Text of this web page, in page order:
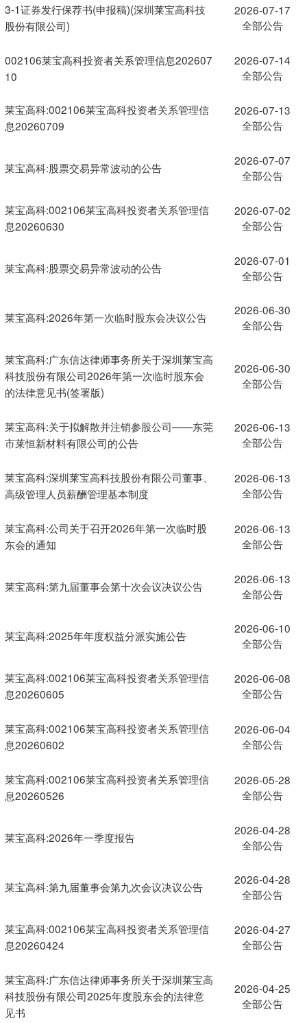
3-1证券发行保荐书(申报稿)(深圳莱宝高科技
股份有限公司)
2026-07-17
全部公告
002106莱宝高科投资者关系管理信息202607
10
2026-07-14
全部公告
莱宝高科:002106莱宝高科投资者关系管理信
息20260709
2026-07-13
全部公告
莱宝高科:股票交易异常波动的公告
2026-07-07
全部公告
莱宝高科:002106莱宝高科投资者关系管理信
息20260630
2026-07-02
全部公告
莱宝高科:股票交易异常波动的公告
2026-07-01
全部公告
莱宝高科:2026年第一次临时股东会决议公告
2026-06-30
全部公告
莱宝高科:广东信达律师事务所关于深圳莱宝高
科技股份有限公司2026年第一次临时股东会
的法律意见书(签署版)
2026-06-30
全部公告
莱宝高科:关于拟解散并注销参股公司——东莞
市莱恒新材料有限公司的公告
2026-06-13
全部公告
莱宝高科:深圳莱宝高科技股份有限公司董事、
高级管理人员薪酬管理基本制度
2026-06-13
全部公告
莱宝高科:公司关于召开2026年第一次临时股
东会的通知
2026-06-13
全部公告
莱宝高科:第九届董事会第十次会议决议公告
2026-06-13
全部公告
莱宝高科:2025年年度权益分派实施公告
2026-06-10
全部公告
莱宝高科:002106莱宝高科投资者关系管理信
息20260605
2026-06-08
全部公告
莱宝高科:002106莱宝高科投资者关系管理信
息20260602
2026-06-04
全部公告
莱宝高科:002106莱宝高科投资者关系管理信
息20260526
2026-05-28
全部公告
莱宝高科:2026年一季度报告
2026-04-28
全部公告
莱宝高科:第九届董事会第九次会议决议公告
2026-04-28
全部公告
莱宝高科:002106莱宝高科投资者关系管理信
息20260424
2026-04-27
全部公告
莱宝高科:广东信达律师事务所关于深圳莱宝高
科技股份有限公司2025年度股东会的法律意
见书
2026-04-25
全部公告